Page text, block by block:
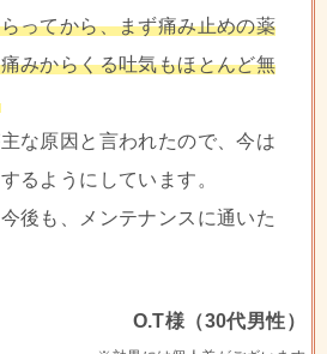
ってから、まず痛み止めの薬
みからくる吐気もほとんど無
な原因と言われたので、今は
るようにしています。
後も、メンテナンスに通いた
O.T様（30代男性）